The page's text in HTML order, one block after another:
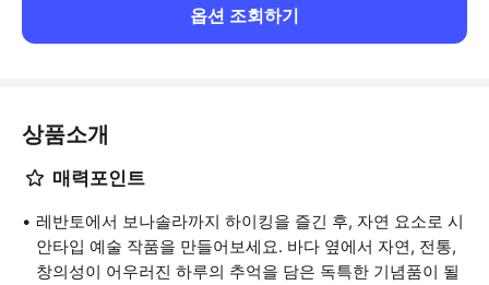
옵션 조회하기
상품소개
매력포인트
레반토에서 보나솔라까지 하이킹을 즐긴 후, 자연 요소로 시
안타입 예술 작품을 만들어보세요. 바다 옆에서 자연, 전통,
창의성이 어우러진 하루의 추억을 담은 독특한 기념품이 될